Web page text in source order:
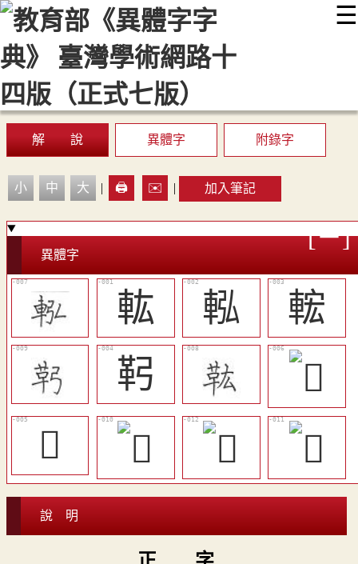
☰
::: 最新消息 常見問題 編輯說明
顯示模式
網站導覽
解 說 異體字 附錄字
小 中 大 | 🖨️ ✉️ | 加入筆記
異體字
䡌 䡏
𨌆
䩑
𩉦
說 明